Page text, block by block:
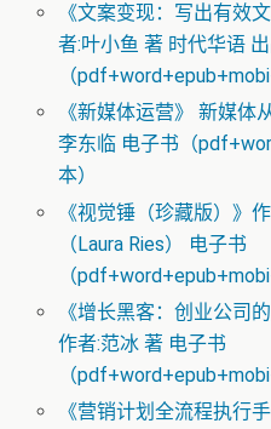
《文案变现：写出有效
者:叶小鱼 著 时代华语
（
《新媒体运营》 新媒体
李东临 电子书（
本）
《视觉锤（珍藏版）》
（Laura Ries） 电子书
（
《增长黑客：创业公司
作者:范冰 著 电子书
（
《营销计划全流程执行